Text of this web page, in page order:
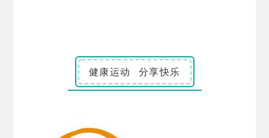
健康运动 分享快乐